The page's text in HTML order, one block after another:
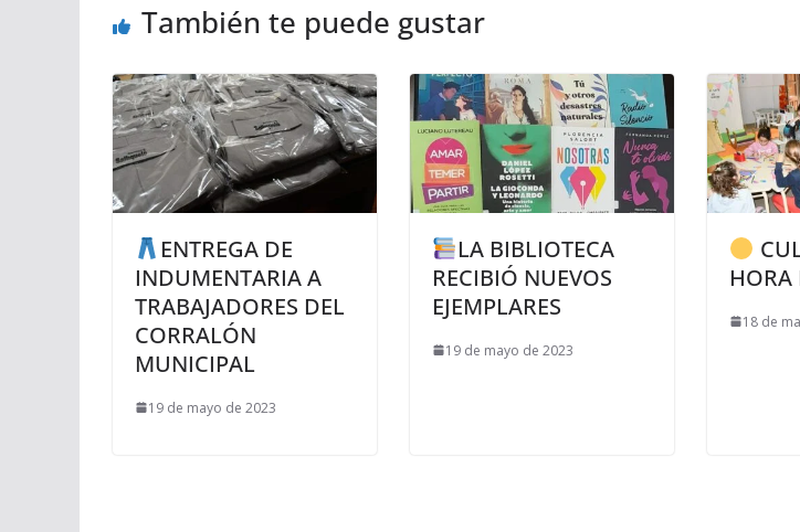
También te puede gustar
ENTREGA DE
INDUMENTARIA A
TRABAJADORES DEL
CORRALÓN
MUNICIPAL
19 de mayo de 2023
LA BIBLIOTECA
RECIBIÓ NUEVOS
EJEMPLARES
19 de mayo de 2023
HORA
18 de